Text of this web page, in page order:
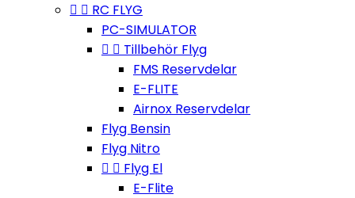
  RC FLYG
PC-SIMULATOR
  Tillbehör Flyg
FMS Reservdelar
E-FLITE
Airnox Reservdelar
Flyg Bensin
Flyg Nitro
  Flyg El
E-Flite